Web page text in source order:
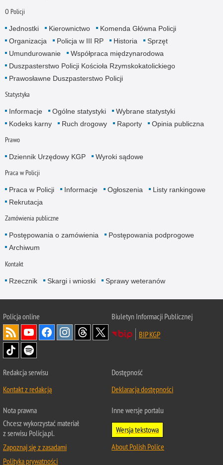
O Policji
Jednostki Kierownictwo
Komenda Główna Policji
Organizacja
Policja w III RP Historia
Sprzęt
Umundurowanie
Współpraca międzynarodowa
Duszpasterstwo Policji Kościoła Rzymskokatolickiego
Prawosławne Duszpasterstwo Policji
Statystyka
Informacje Ogólne statystyki
Wybrane statystyki
Kodeks karny
Ruch drogowy Raporty Opinia publiczna
Prawo
Dziennik Urzędowy KGP Wyroki sądowe
Praca w Policji
Praca w Policji Informacje Ogłoszenia
Listy rankingowe
Rekrutacja
Zamówienia publiczne
Postępowania o zamówienia
Postępowania podprogowe
Archiwum
Kontakt
Rzecznik Skargi i wnioski Sprawy weteranów
Policjaonline
Biuletyn Informacji Publicznej
BIP KGP
Redakcja serwisu
Kontakt z redakcją
Dostępność
Deklaracja dostępności
Nota prawna
Chcesz wykorzystać materiał
z serwisu Policja.pl.
Zapoznaj się z zasadami
Polityka prywatności
Inne wersje portalu
Wersja tekstowa
About Polish Police